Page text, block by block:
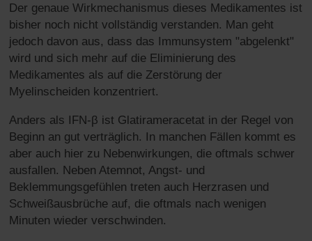
Der genaue Wirkmechanismus dieses Medikamentes ist
bisher noch nicht vollständig verstanden. Man geht
jedoch davon aus, dass das Immunsystem "abgelenkt"
wird und sich mehr auf die Eliminierung des
Medikamentes als auf die Zerstörung der
Myelinscheiden konzentriert.
Anders als IFN-β ist Glatirameracetat in der Regel von
Beginn an gut verträglich. In manchen Fällen kommt es
aber auch hier zu Nebenwirkungen, die oftmals schwer
ausfallen. Neben Atemnot, Angst- und
Beklemmungsgefühlen treten auch Herzrasen und
Schweißausbrüche auf, die oftmals nach wenigen
Minuten wieder verschwinden.